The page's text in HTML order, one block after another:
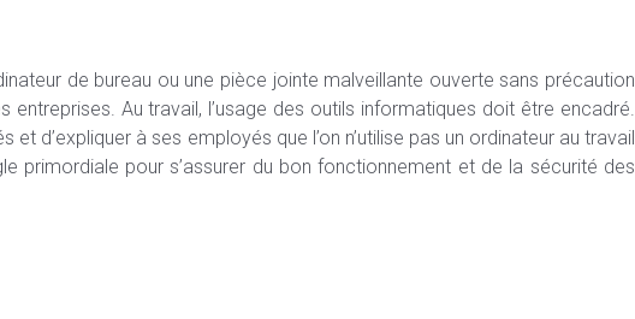
de bureau ou une pièce jointe malveillante ouverte sans précaution
entreprises. Au travail, l’usage des outils informatiques doit être encadré.
d’expliquer à ses employés que l’on n’utilise pas un ordinateur au travail
primordiale pour s’assurer du bon fonctionnement et de la sécurité des